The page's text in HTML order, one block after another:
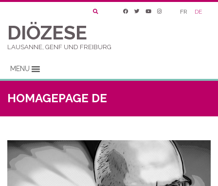
FR DE
DIÖZESE
LAUSANNE, GENF UND FREIBURG
MENU
HOMAGEPAGE DE